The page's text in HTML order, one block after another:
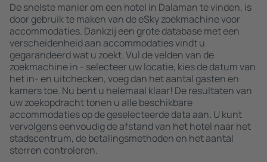
De snelste manier om een hotel in Dalaman te vinden, is
door gebruik te maken van de eSky zoekmachine voor
accommodaties. Dankzij een grote database met een
verscheidenheid aan accommodaties vindt u
gegarandeerd wat u zoekt. Vul de velden van de
zoekmachine in - selecteer uw locatie, kies de datum van
het in- en uitchecken, voeg dan het aantal gasten en
kamers toe. Nu bent u helemaal klaar! De resultaten van
uw zoekopdracht tonen u alle beschikbare
accommodaties op de geselecteerde data aan. U kunt
vervolgens eenvoudig de afstand van het hotel naar het
stadscentrum, de betalingsmethoden en het aantal
sterren controleren.